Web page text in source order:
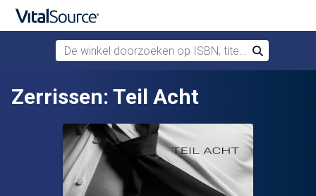
Verdergaan naar belangrijkste inhoud
De winkel doorzoeken op ISBN, titel of auteur
Zoek
Zerrissen: Teil Acht